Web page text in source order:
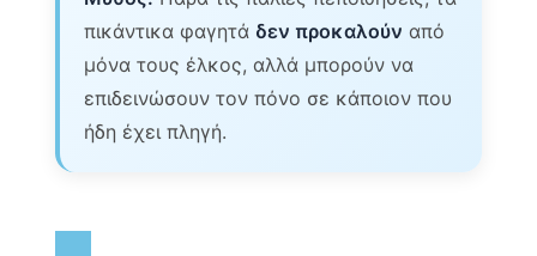
πικάντικα φαγητά δεν προκαλούν από
μόνα τους έλκος, αλλά μπορούν να
επιδεινώσουν τον πόνο σε κάποιον που
ήδη έχει πληγή.